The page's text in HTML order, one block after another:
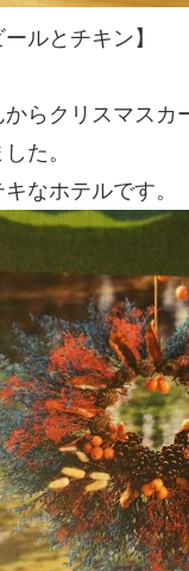
ルとチキン】
らクリスマス
た。
なホテルです。